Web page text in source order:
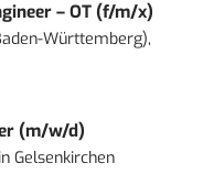
– OT (f/m/x)
Württemberg),
(m/w/d)
inGelsenkirchen